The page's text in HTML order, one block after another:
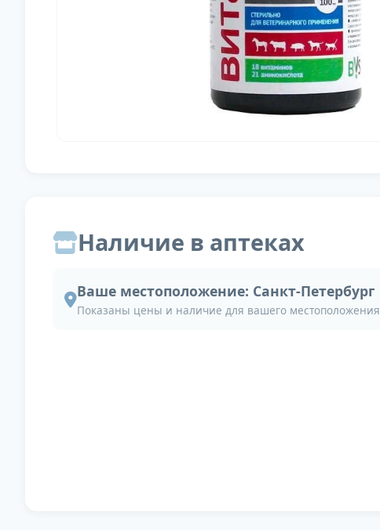
Наличие в аптеках
Ваше местоположение: Санкт-Петербург
Показаны цены и наличие для вашего местоположения